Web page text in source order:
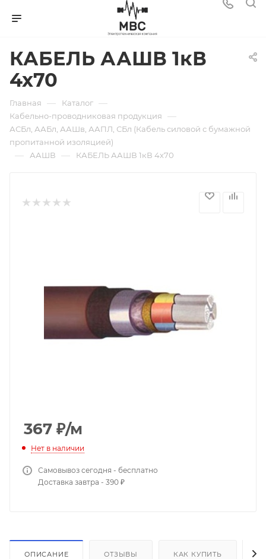
КАБЕЛЬ ААШВ 1кВ
4х70
Главная — Каталог —
Кабельно-проводниковая продукция —
АСБл, ААБл, ААШв, ААПЛ, СБл (Кабель силовой с бумажной
пропитанной изоляцией)
— ААШВ — КАБЕЛЬ ААШВ 1кВ 4х70
367 ₽/м
Нет в наличии
Самовывоз сегодня - бесплатно
Доставка завтра - 390 ₽
ОПИСАНИЕ ОТЗЫВЫ КАК КУПИТЬ